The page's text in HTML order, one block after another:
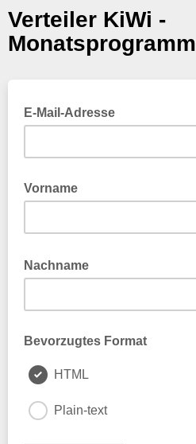
Verteiler KiWi -
Monatsprogramm
E-Mail-Adresse
Vorname
Nachname
Bevorzugtes Format
HTML
Plain-text